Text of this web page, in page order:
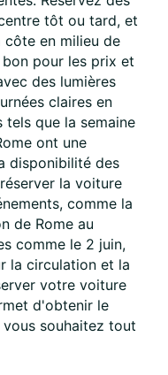
tôt ou tard, et
en milieu de
pour les prix et
des lumières
claires en
tels que la semaine
ont une
disponibilité des
la voiture
comme la
de Rome au
comme le 2 juin,
la circulation et la
votre voiture
d'obtenir le
souhaitez tout